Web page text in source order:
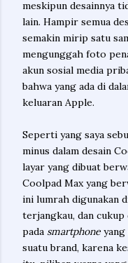
meskipun desainnya
lain. Hampir semua
semakin mirip satu
mengunggah foto
akun sosial media
bahwa yang ada di
keluaran Apple.
Seperti yang saya
minus dalam desain
layar yang dibuat
Coolpad Max yang
ini lumrah digunakan
terjangkau, dan cukup
pada smartphone
suatu brand, karena